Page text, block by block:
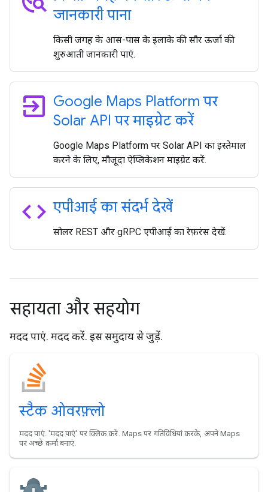
जानकारी पाना
किसी जगह के आस-पास के इलाके की सौर ऊर्जा की
शुरुआती जानकारी पाएं.
exit_to_app Google Maps Platform पर
Solar API पर माइग्रेट करें
Google Maps Platform पर Solar API का इस्तेमाल
करने के लिए, मौजूदा ऐप्लिकेशन माइग्रेट करें.
code एपीआई का संदर्भ देखें
सोलर REST और gRPC एपीआई का रेफ़रंस देखें.
सहायता और सहयोग
मदद पाएं. मदद करें. इस समुदाय से जुड़ें.
स्टैक ओवरफ़्लो
मदद पाएं. 'मदद पाएं' पर क्लिक करें. Maps पर गतिविधियां करके, अपने Maps
पर अच्छे क़र्मा बनाएं.